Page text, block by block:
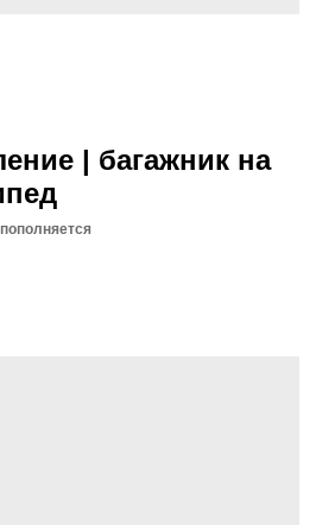
| багажник на